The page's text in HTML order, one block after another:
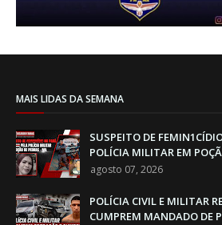
MAIS LIDAS DA SEMANA
SUSPEITO DE
POLÍCIA MILITAR EM
agosto 07, 2026
POLÍCIA CIVIL E MILITAR
CUMPREM MANDADO DE